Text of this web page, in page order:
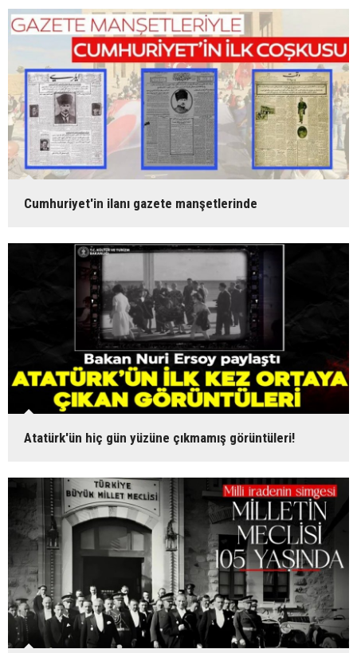
Cumhuriyet'in ilanı gazete manşetlerinde
Atatürk'ün hiç gün yüzüne çıkmamış görüntüleri!